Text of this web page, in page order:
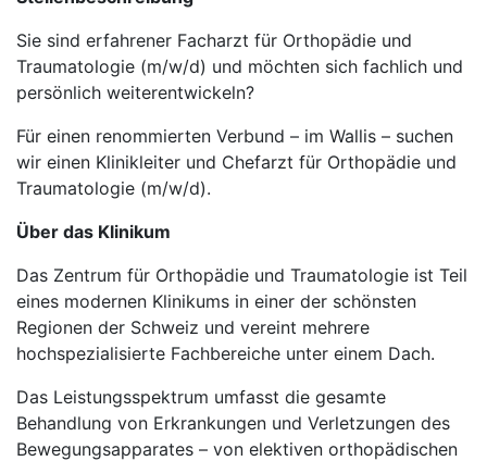
Sie sind erfahrener Facharzt für Orthopädie und
Traumatologie (m/w/d) und möchten sich fachlich und
persönlich weiterentwickeln?
Für einen renommierten Verbund – im Wallis – suchen
wir einen Klinikleiter und Chefarzt für Orthopädie und
Traumatologie (m/w/d).
Über das Klinikum
Das Zentrum für Orthopädie und Traumatologie ist Teil
eines modernen Klinikums in einer der schönsten
Regionen der Schweiz und vereint mehrere
hochspezialisierte Fachbereiche unter einem Dach.
Das Leistungsspektrum umfasst die gesamte
Behandlung von Erkrankungen und Verletzungen des
Bewegungsapparates – von elektiven orthopädischen